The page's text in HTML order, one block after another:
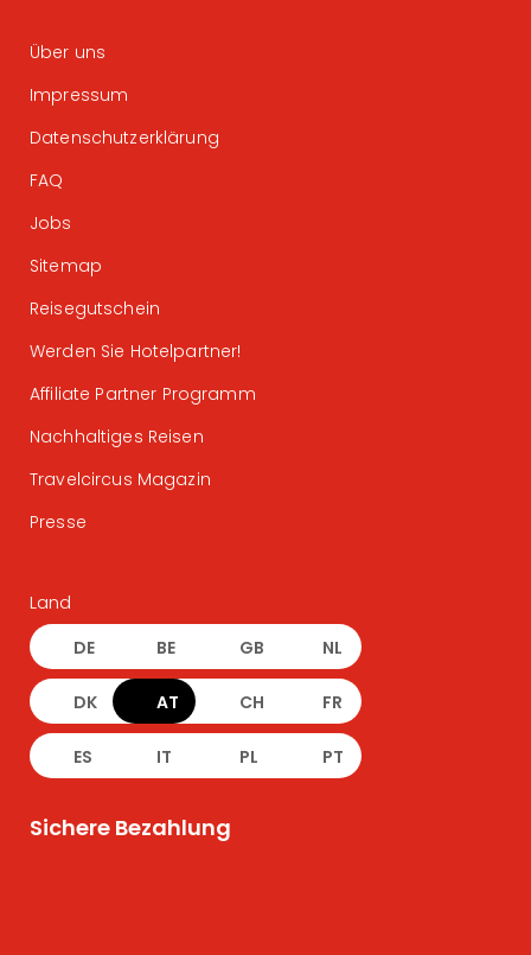
Über uns
Impressum
Datenschutzerklärung
FAQ
Jobs
Sitemap
Reisegutschein
Werden Sie Hotelpartner!
Affiliate Partner Programm
Nachhaltiges Reisen
Travelcircus Magazin
Presse
Land
DE BE GB NL
DK AT CH FR
ES IT PL PT
Sichere Bezahlung